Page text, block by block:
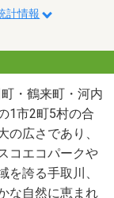
計情報
・鶴来町・河内
1市2町5村の合
広さであり、
コエコパークや
誇る手取川、
な自然に恵まれ